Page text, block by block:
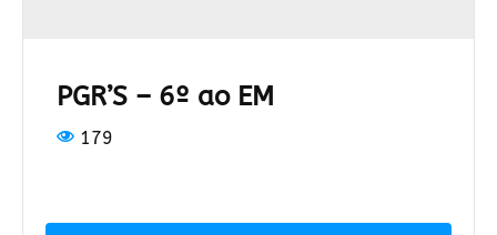
PGR’S – 6º ao EM
179